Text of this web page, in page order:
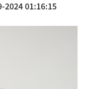
2024 01:16:15